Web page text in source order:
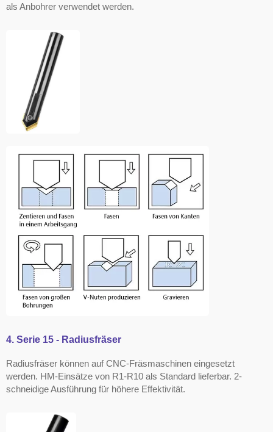
als Anbohrer verwendet werden.
4. Serie 15 - Radiusfräser
Radiusfräser können auf CNC-Fräsmaschinen eingesetzt
werden. HM-Einsätze von R1-R10 als Standard lieferbar. 2-
schneidige Ausführung für höhere Effektivität.